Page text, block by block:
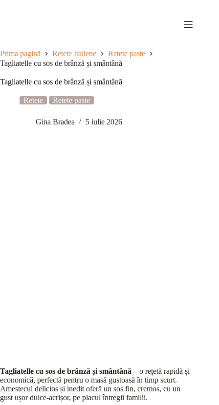
Prima pagină Retete Italiene
Retete paste
Tagliatelle cu sos de brânză și smântână
Tagliatelle cu sos de brânză și smântână
Retete Retete paste
Gina Bradea 5 iulie 2026
Tagliatelle cu sos de brânză și smântână – o rețetă rapidă și
economică, perfectă pentru o masă gustoasă în timp scurt.
Amestecul delicios și inedit oferă un sos fin, cremos, cu un
gust ușor dulce-acrișor, pe placul întregii familii.